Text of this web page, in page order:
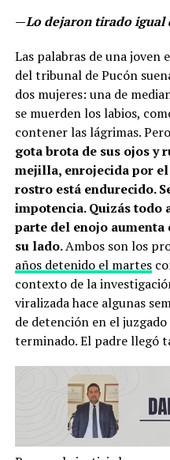
—Lo dejaron tirado igual
Las palabras de una joven
del tribunal de Pucón
dos mujeres: una de
se muerden los labios,
contener las lágrimas.
gota brota de sus ojos y
mejilla, enrojecida por
rostro está endurecido.
impotencia. Quizás todo
parte del enojo
su lado.Ambos son los
años detenido el martes
contexto de la
viralizada hace algunas
de detención en el
terminado. El padre llegó